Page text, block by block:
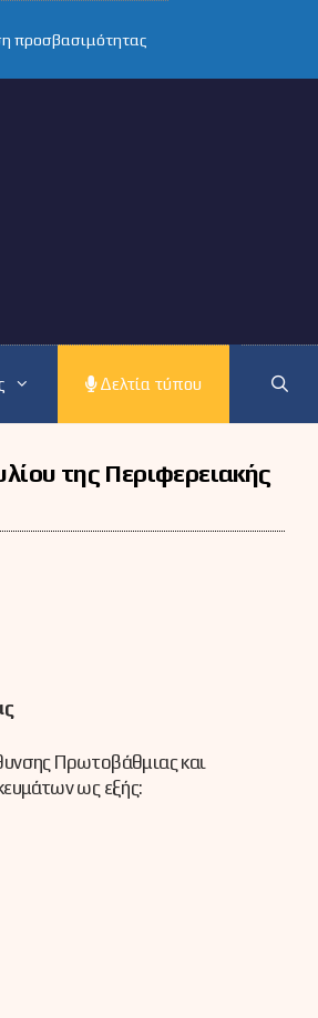
προσβασιμότητας
Δελτία τύπου
της Περιφερειακής
Πρωτοβάθμιας και
ως εξής: